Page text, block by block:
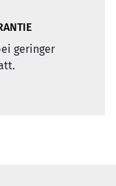
DER PRAXIS
lebendige,